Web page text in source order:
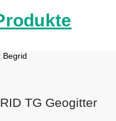
TG Geogitter